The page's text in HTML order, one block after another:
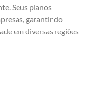
Seus planos
garantindo
em diversas regiões